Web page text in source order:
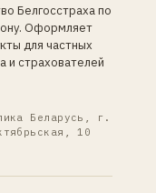
Белгосстраха по
Оформляет
для частных
и страхователей
Беларусь, г.
10